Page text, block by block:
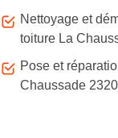
Nettoyage et
toiture La
Pose et
Chaussade